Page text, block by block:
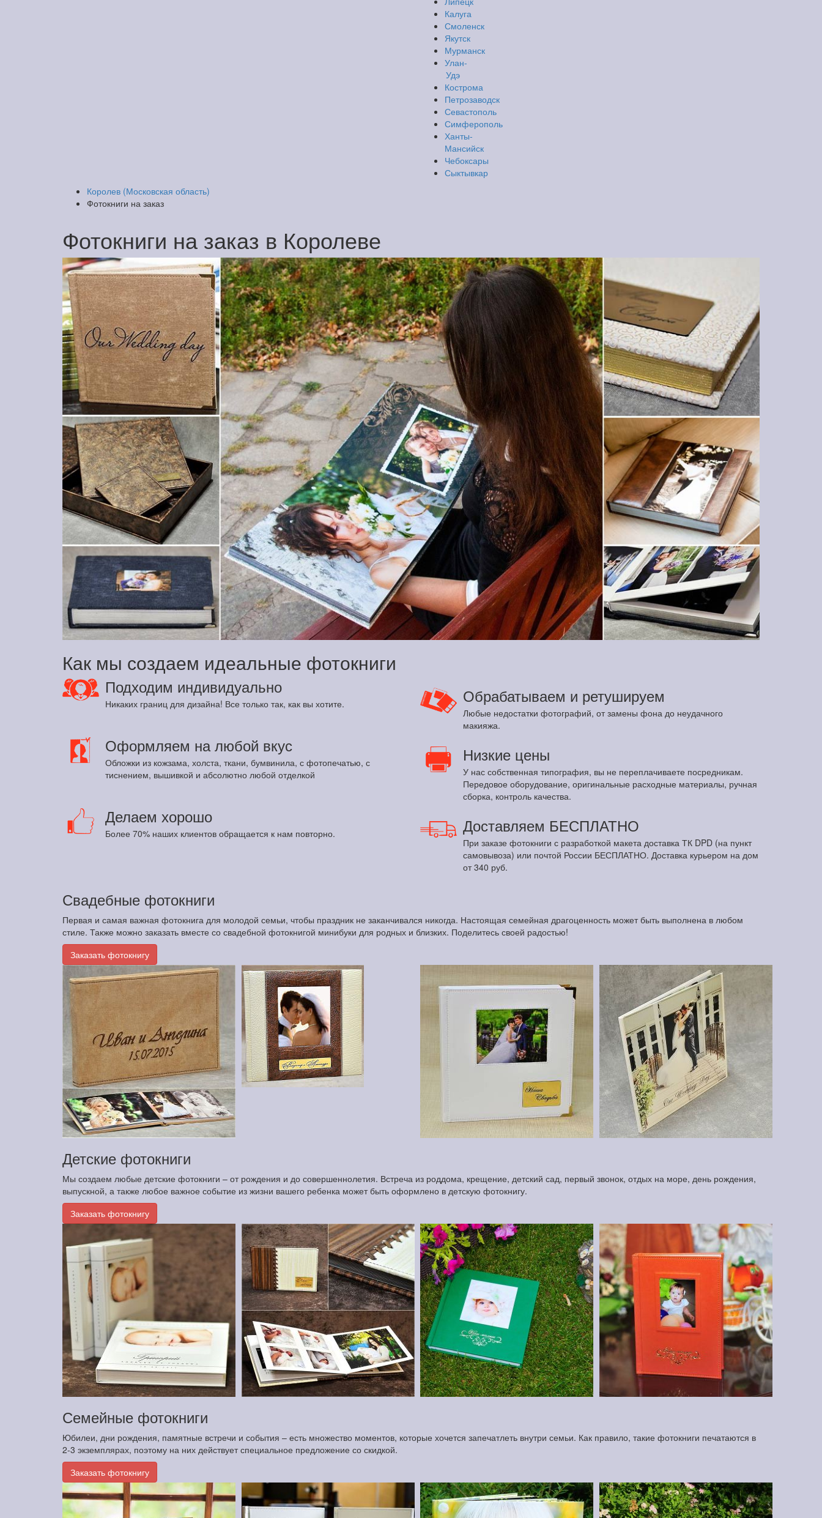
Калуга
Смоленск
Якутск
Мурманск
Улан-
Удэ
Кострома
Петрозаводск
Севастополь
Симферополь
Ханты-
Мансийск
Чебоксары
Сыктывкар
Королев (Московская область)
Фотокниги на заказ
Фотокниги на заказ в Королеве
Как мы создаем идеальные фотокниги
Подходим индивидуально
Никаких границ для дизайна! Все только так, как вы хотите. Обрабатываем и ретушируем
Любые недостатки фотографий, от замены фона до неудачного
макияжа.
Оформляем на любой вкус
Обложки из кожзама, холста, ткани, бумвинила, с фотопечатью, с
тиснением, вышивкой и абсолютно любой отделкой
Низкие цены
У нас собственная типография, вы не переплачиваете посредникам.
Передовое оборудование, оригинальные расходные материалы, ручная
сборка, контроль качества.
Делаем хорошо
Более 70% наших клиентов обращается к нам повторно. Доставляем БЕСПЛАТНО
При заказе фотокниги с разработкой макета доставка ТК DPD (на пункт
самовывоза) или почтой России БЕСПЛАТНО. Доставка курьером на дом
от 340 руб.
Свадебные фотокниги
Первая и самая важная фотокнига для молодой семьи, чтобы праздник не заканчивался никогда. Настоящая семейная драгоценность может быть выполнена в любом
стиле. Также можно заказать вместе со свадебной фотокнигой минибуки для родных и близких. Поделитесь своей радостью!
Заказать фотокнигу
Детские фотокниги
Мы создаем любые детские фотокниги – от рождения и до совершеннолетия. Встреча из роддома, крещение, детский сад, первый звонок, отдых на море, день рождения,
выпускной, а также любое важное событие из жизни вашего ребенка может быть оформлено в детскую фотокнигу.
Заказать фотокнигу
Семейные фотокниги
Юбилеи, дни рождения, памятные встречи и события – есть множество моментов, которые хочется запечатлеть внутри семьи. Как правило, такие фотокниги печатаются в
2-3 экземплярах, поэтому на них действует специальное предложение со скидкой.
Заказать фотокнигу